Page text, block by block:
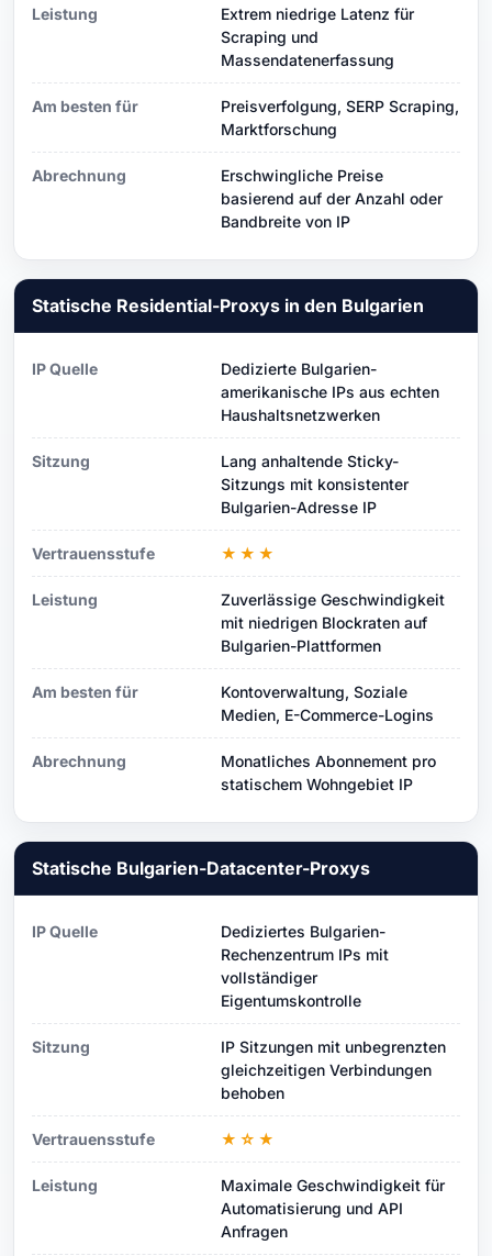
Leistung
Extrem niedrige Latenz für
Scraping und
Massendatenerfassung
Am besten für
Preisverfolgung, SERP Scraping,
Marktforschung
Abrechnung
Erschwingliche Preise
basierend auf der Anzahl oder
Bandbreite von IP
Statische Residential-Proxys in den Bulgarien
IP Quelle
Dedizierte Bulgarien-
amerikanische IPs aus echten
Haushaltsnetzwerken
Sitzung
Lang anhaltende Sticky-
Sitzungs mit konsistenter
Bulgarien-Adresse IP
Vertrauensstufe ★★★
Leistung
Zuverlässige Geschwindigkeit
mit niedrigen Blockraten auf
Bulgarien-Plattformen
Am besten für
Kontoverwaltung, Soziale
Medien, E-Commerce-Logins
Abrechnung
Monatliches Abonnement pro
statischem Wohngebiet IP
Statische Bulgarien-Datacenter-Proxys
IP Quelle
Dediziertes Bulgarien-
Rechenzentrum IPs mit
vollständiger
Eigentumskontrolle
Sitzung
IP Sitzungen mit unbegrenzten
gleichzeitigen Verbindungen
behoben
Vertrauensstufe ★☆★
Leistung
Maximale Geschwindigkeit für
Automatisierung und API
Anfragen